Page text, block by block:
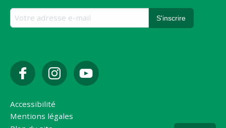
Accessibilité
Mentions légales